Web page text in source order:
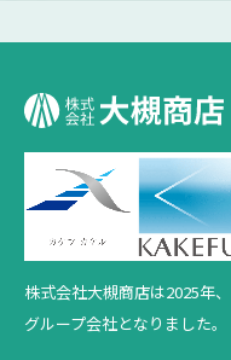
株式会社大槻商店は2025年、
グループ会社となりました。